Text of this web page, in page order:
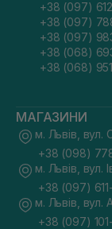
+38 (097)
+38 (097)
+38 (097)
+38 (068)
+38 (068)
МАГАЗИНИ
м. Львів, вул.
+38 (098)
м. Львів, вул.
+38 (097)
м. Львів, вул.
+38 (097)